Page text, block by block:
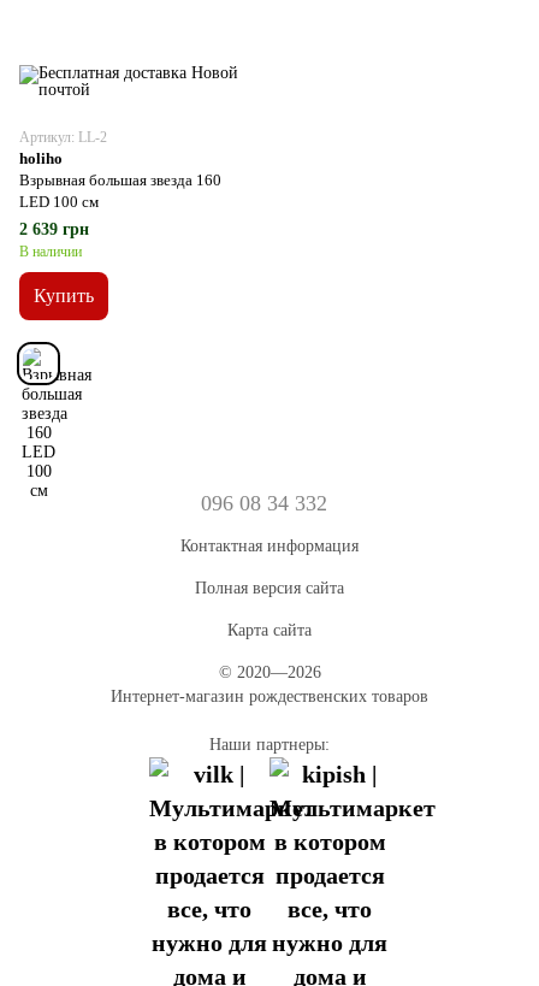
Артикул: LL-2
holiho
Взрывная большая звезда 160
LED 100 см
2 639 грн
В наличии
Купить
096 08 34 332
Контактная информация
Полная версия сайта
Карта сайта
© 2020—2026
Интернет-магазин рождественских товаров
Наши партнеры: